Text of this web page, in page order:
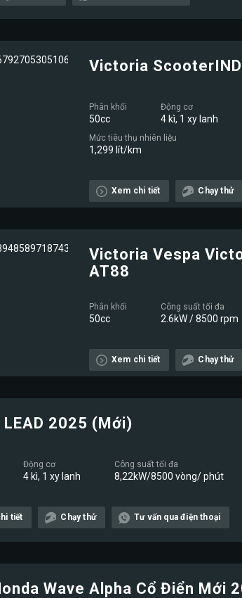
Victoria
Phân khối
50cc
Động cơ
4 kì, 1 xy lanh
Mức tiêu thụ nhiên liệu
1,299 lít/km
Xem chi tiết Chạy thử
Victoria Vespa
AT88
Phân khối
50cc
Công suất tối đa
2.6kW / 8500 rpm
Xem chi tiết Chạy thử
LEAD 2025 (Mới)
Động cơ
4 kì, 1 xy lanh
Công suất tối đa
8,22kW/8500 vòng/ phút
tiết Chạy thử Tư vấn qua điện thoại
Wave Alpha Cổ Điển Mới